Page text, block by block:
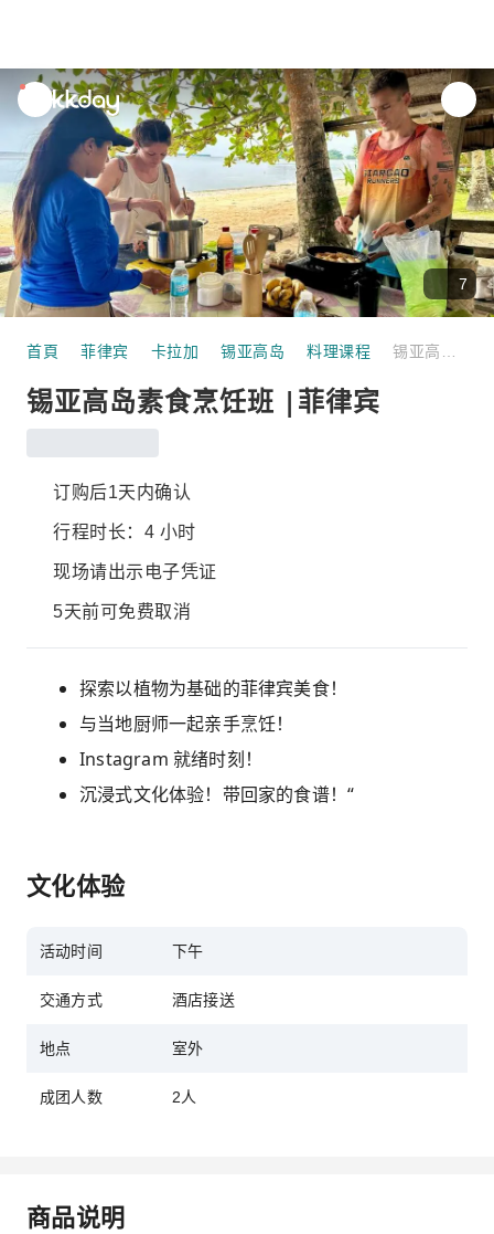
unread
notifications
7
首頁 菲律宾 卡拉加 锡亚高岛 料理课程
锡亚高岛素食烹饪班 |菲律宾
订购后1天内确认
行程时长：4 小时
现场请出示电子凭证
5天前可免费取消
探索以植物为基础的菲律宾美食！
与当地厨师一起亲手烹饪！
Instagram 就绪时刻！
沉浸式文化体验！带回家的食谱！“
文化体验
活动时间 下午
交通方式 酒店接送
地点 室外
成团人数 2人
商品说明